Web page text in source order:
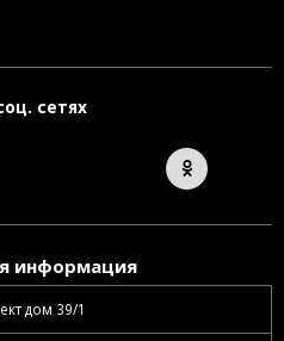
сетях
информация
дом 39/1